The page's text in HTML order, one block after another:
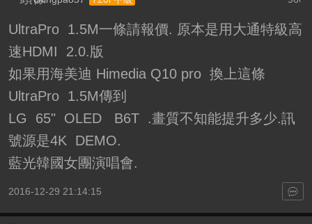
UltraPro 1.5M一條請報價. 原本是用大通特級高
速HDMI 2.0.版
如果用海美迪 Himedia Q10 pro 換上這條
UltraPro 1.5M傳到
LG 65" OLED B6T .畫質不知能提升多少.訊
號源是4K DEMO.
藍光韓國女團演唱會.
2016-12-29 21:14:15